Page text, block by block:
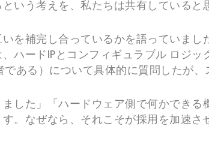
いう考えを、私たちは共有していると
を補完し合っているかを語っていま
ハードIPとコンフィギュラブル ロジ
ある）について具体的に質問したが、
ました」「ハードウェア側で何かでき
。なぜなら、それこそが採用を加速